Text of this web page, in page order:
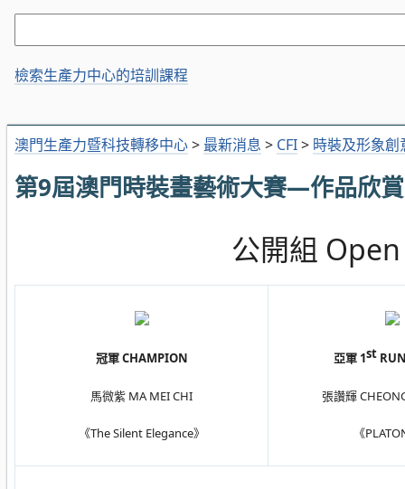
澳門生產力暨科技轉移中心> 最新消息 > CFI> 時裝及形象創
第9屆澳門時裝畫藝術大賽—作品欣賞
公開組
冠軍 CHAMPION
馬微紫 MA MEI CHI
《The Silent Elegance》
亞軍 1st
張讚輝
《
檢索生產力中心的培訓課程